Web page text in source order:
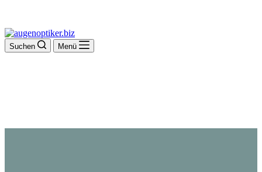
Suchen Menü